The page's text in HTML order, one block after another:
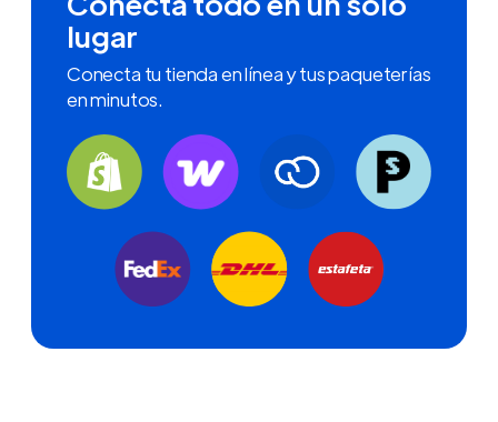
lugar
Conecta tu tienda en línea y tus paqueterías
en minutos.